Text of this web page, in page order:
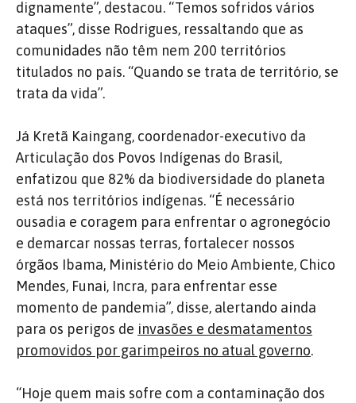
dignamente”, destacou. “Temos sofridos vários
ataques”, disse Rodrigues, ressaltando que as
comunidades não têm nem 200 territórios
titulados no país. “Quando se trata de território, se
trata da vida”.
Já Kretã Kaingang, coordenador-executivo da
Articulação dos Povos Indígenas do Brasil,
enfatizou que 82% da biodiversidade do planeta
está nos territórios indígenas. “É necessário
ousadia e coragem para enfrentar o agronegócio
e demarcar nossas terras, fortalecer nossos
órgãos Ibama, Ministério do Meio Ambiente, Chico
Mendes, Funai, Incra, para enfrentar esse
momento de pandemia”, disse, alertando ainda
para os perigos de invasões e desmatamentos
promovidos por garimpeiros no atual governo.
“Hoje quem mais sofre com a contaminação dos